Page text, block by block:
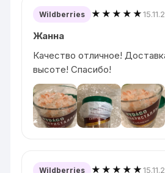
Wildberries ★★★★★
Жанна
Качество отличное!
высоте! Спасибо!
Wildberries ★★★★★